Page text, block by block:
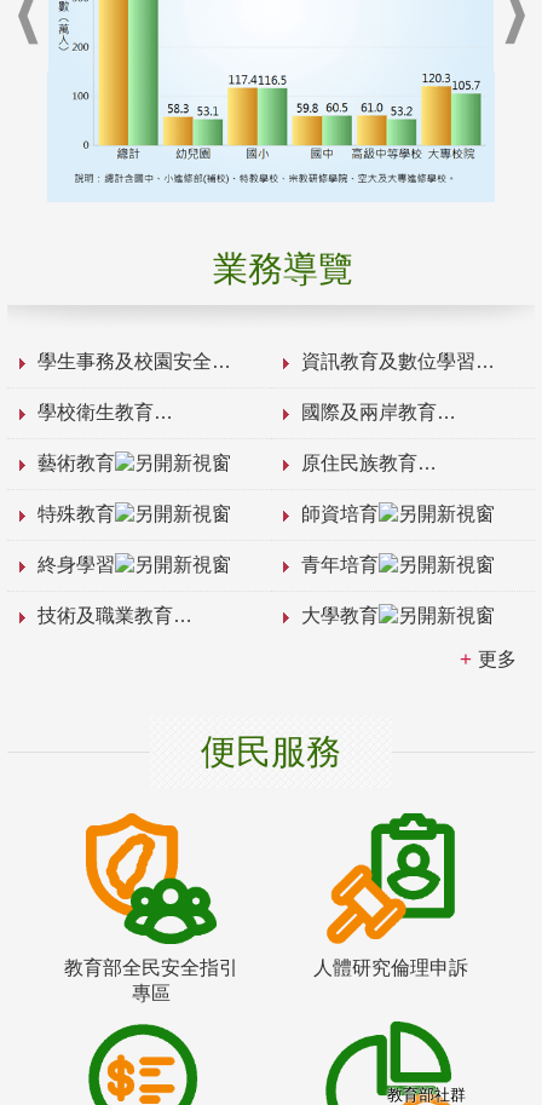
業務導覽
學生事務及校園安全 資訊教育及數位學習
學校衛生教育 國際及兩岸教育
藝術教育 原住民族教育
特殊教育 師資培育
終身學習 青年培育
技術及職業教育 大學教育
更多
便民服務
教育部全民安全指引
專區
人體研究倫理申訴
教育部社群